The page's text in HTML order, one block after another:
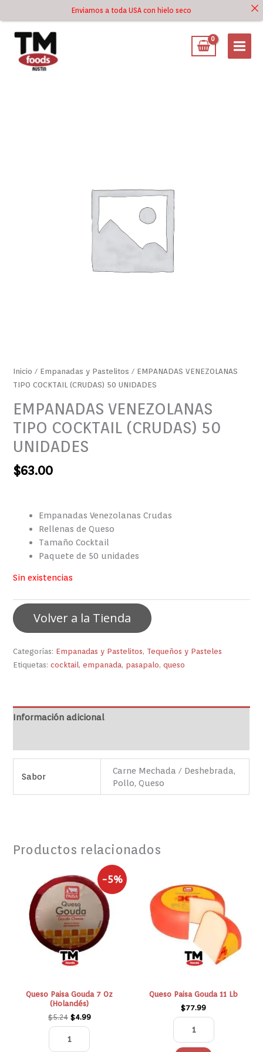
Enviamos a toda USA con hielo seco
al
contenido
Inicio / Empanadas y Pastelitos / EMPANADAS VENEZOLANAS
TIPO COCKTAIL (CRUDAS) 50 UNIDADES
EMPANADAS VENEZOLANAS
TIPO COCKTAIL (CRUDAS) 50
UNIDADES
$63.00
Empanadas Venezolanas Crudas
Rellenas de Queso
Tamaño Cocktail
Paquete de 50 unidades
Sin existencias
Volver a la Tienda
Categorías: Empanadas y Pastelitos, Tequeños y Pasteles
Etiquetas:cocktail,empanada, pasapalo,queso
Información adicional
Sabor
Carne Mechada / Deshebrada,
Pollo, Queso
Productos relacionados
-5%
Queso Paisa Gouda 7 Oz
(Holandés)
$5.24
precio
original
era:
$5.24.
$4.99
precio
actual
es:
$4.99.
Paisa
Gouda
7
Oz
(Holandés)
cantidad
Queso Paisa Gouda 11 Lb
$77.99
Paisa
Gouda
11
Lb
cantidad